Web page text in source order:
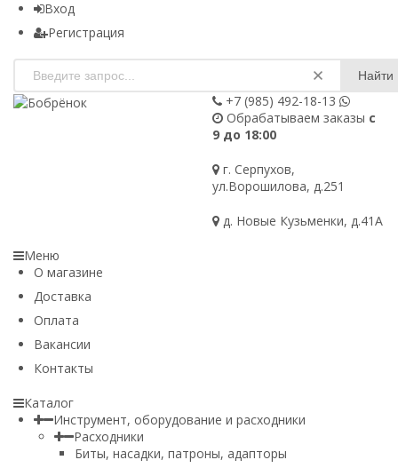
Вход
Регистрация
Найти
+7 (985) 492-18-13
Обрабатываем заказы с
9 до 18:00
г. Серпухов,
ул.Ворошилова, д.251
д. Новые Кузьменки, д.41А
Меню
О магазине
Доставка
Оплата
Вакансии
Контакты
Каталог
Инструмент, оборудование и расходники
Расходники
Биты, насадки, патроны, адапторы